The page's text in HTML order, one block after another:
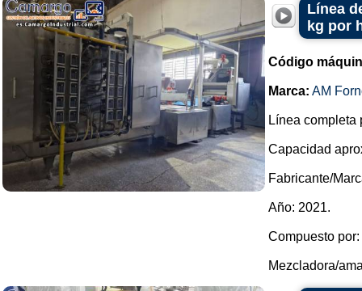
Línea
kg por
Código
Marca: AM
Línea completa
Capacidad
Fabricante/
Año: 2021.
Compuesto por:
Mezcladora/